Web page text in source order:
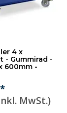
4 x
- Gummirad -
600mm -
MwSt.)